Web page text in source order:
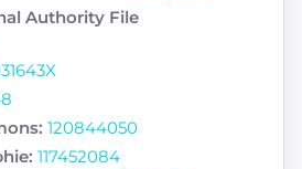
Authority File
120844050
117452084